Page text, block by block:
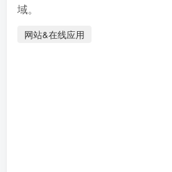
域。
网站&在线应用